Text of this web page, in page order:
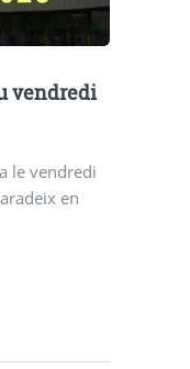
vendredi
le vendredi
en